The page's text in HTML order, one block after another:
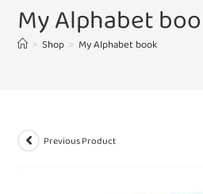
My Alphabet
> Shop > My Alphabet book
Previous Product